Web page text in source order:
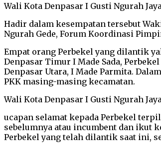
Wali Kota Denpasar I Gusti Ngurah
Hadir dalam kesempatan tersebut
Ngurah Gede, Forum Koordinasi
Empat orang Perbekel yang dilantik
Denpasar Timur I Made Sada,
Denpasar Utara, I Made Parmita.
PKK masing-masing kecamatan.
Wali Kota Denpasar I Gusti Ngurah
ucapan selamat kepada Perbekel
sebelumnya atau incumbent dan ikut
Perbekel yang telah dilantik saat ini,